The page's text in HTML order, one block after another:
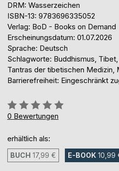
DRM: Wasserzeichen
ISBN-13: 9783696335052
Verlag: BoD - Books on Demand
Erscheinungsdatum: 01.07.2026
Sprache: Deutsch
Schlagworte: Buddhismus,
Tantras der tibetischen Medizin,
Barrierefreiheit: Eingeschränkt
Bewertung::
0%
0 Bewertungen
erhältlich als:
BUCH 17,99 € E-BOOK 10,99